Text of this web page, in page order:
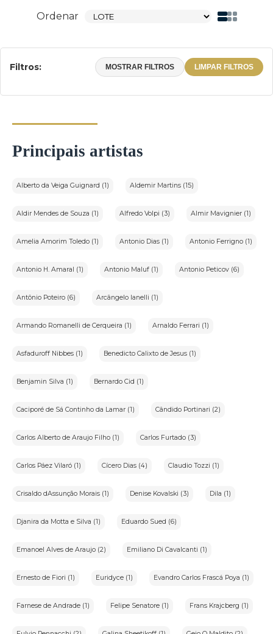
Ordenar
Filtros: MOSTRAR FILTROS LIMPAR FILTROS
Principais artistas
Alberto da Veiga Guignard (1) Aldemir Martins (15)
Aldir Mendes de Souza (1) Alfredo Volpi (3) Almir Mavignier (1)
Amelia Amorim Toledo (1) Antonio Dias (1) Antonio Ferrigno (1)
Antonio H. Amaral (1) Antonio Maluf (1) Antonio Peticov (6)
Antônio Poteiro (6) Arcângelo Ianelli (1)
Armando Romanelli de Cerqueira (1) Arnaldo Ferrari (1)
Asfaduroff Nibbes (1) Benedicto Calixto de Jesus (1)
Benjamin Silva (1) Bernardo Cid (1)
Caciporé de Sá Continho da Lamar (1) Cândido Portinari (2)
Carlos Alberto de Araujo Filho (1) Carlos Furtado (3)
Carlos Páez Vilaró (1) Cícero Dias (4) Claudio Tozzi (1)
Crisaldo dAssunção Morais (1) Denise Kovalski (3) Dila (1)
Djanira da Motta e Silva (1) Eduardo Sued (6)
Emanoel Alves de Araujo (2) Emiliano Di Cavalcanti (1)
Ernesto de Fiori (1) Euridyce (1) Evandro Carlos Frascá Poya (1)
Farnese de Andrade (1) Felipe Senatore (1) Frans Krajcberg (1)